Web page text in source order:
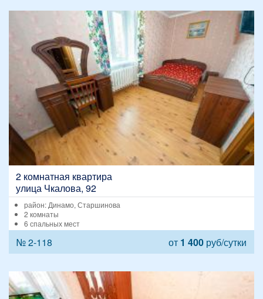
2 комнатная квартира
улица Чкалова, 92
район: Динамо, Старшинова
2 комнаты
6 спальных мест
№ 2-118 от 1 400 руб/сутки